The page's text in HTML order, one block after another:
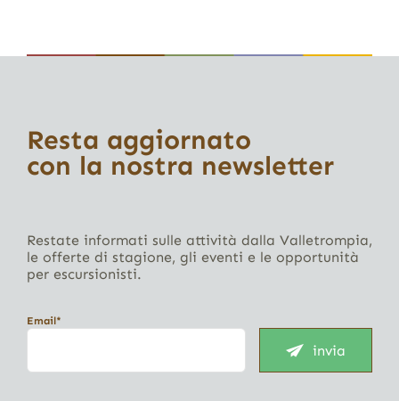
Resta aggiornato
con la nostra newsletter
Restate informati sulle attività dalla Valletrompia,
le offerte di stagione, gli eventi e le opportunità
per escursionisti.
Email*
invia